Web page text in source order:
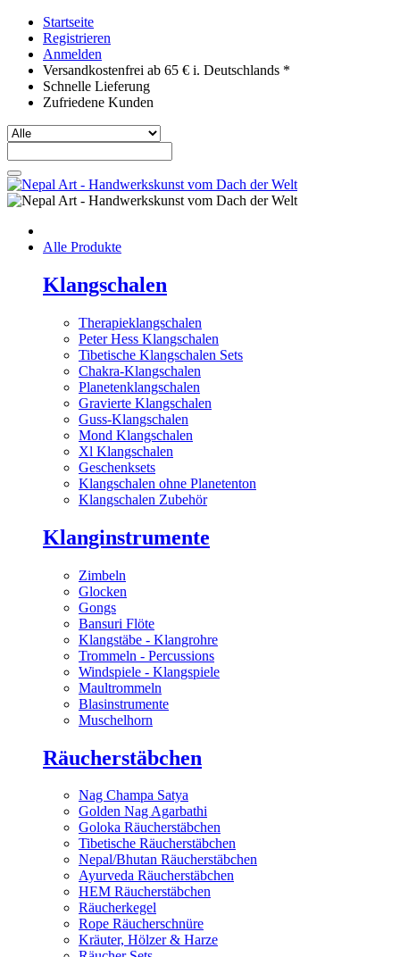
Startseite
Registrieren
Anmelden
Versandkostenfrei ab 65 € i. Deutschlands *
Schnelle Lieferung
Zufriedene Kunden
Alle Produkte
Klangschalen
Therapieklangschalen
Peter Hess Klangschalen
Tibetische Klangschalen Sets
Chakra-Klangschalen
Planetenklangschalen
Gravierte Klangschalen
Guss-Klangschalen
Mond Klangschalen
Xl Klangschalen
Geschenksets
Klangschalen ohne Planetenton
Klangschalen Zubehör
Klanginstrumente
Zimbeln
Glocken
Gongs
Bansuri Flöte
Klangstäbe - Klangrohre
Trommeln - Percussions
Windspiele - Klangspiele
Maultrommeln
Blasinstrumente
Muschelhorn
Räucherstäbchen
Nag Champa Satya
Golden Nag Agarbathi
Goloka Räucherstäbchen
Tibetische Räucherstäbchen
Nepal/Bhutan Räucherstäbchen
Ayurveda Räucherstäbchen
HEM Räucherstäbchen
Räucherkegel
Rope Räucherschnüre
Kräuter, Hölzer & Harze